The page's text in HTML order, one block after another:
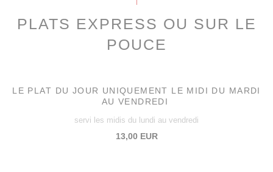
PLATS EXPRESS OU SUR LE
POUCE
LE PLAT DU JOUR UNIQUEMENT LE MIDI DU MARDI
AU VENDREDI
servi les midis du lundi au vendredi
13,00 EUR